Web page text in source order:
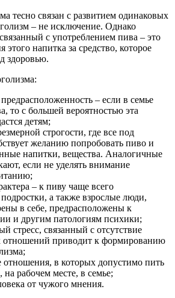
тесно связан с развитием одинаковых
– не исключение. Однако
с употреблением пива – это
этого напитка за средство, которое
здоровью.
– если в семье
то с большей вероятностью эта
детям;
строгости, где все под
желанию попробовать пиво и
напитки, вещества. Аналогичные
если не уделять внимание
– к пиву чаще всего
а также взрослые люди,
в себе, предрасположены к
и другим патологиям психики;
стресс, связанный с отсутствие
отношений приводит к формированию
в которых допустимо пить
рабочем месте, в семье;
от чужого мнения.